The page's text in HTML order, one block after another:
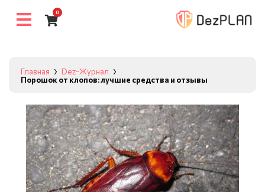
0
Главная
Dez-Журнал
Порошок от клопов: лучшие средства и отзывы